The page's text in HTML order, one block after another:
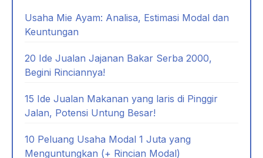
Usaha Mie Ayam: Analisa, Estimasi Modal dan
Keuntungan
20 Ide Jualan Jajanan Bakar Serba 2000,
Begini Rinciannya!
15 Ide Jualan Makanan yang laris di Pinggir
Jalan, Potensi Untung Besar!
10 Peluang Usaha Modal 1 Juta yang
Menguntungkan (+ Rincian Modal)